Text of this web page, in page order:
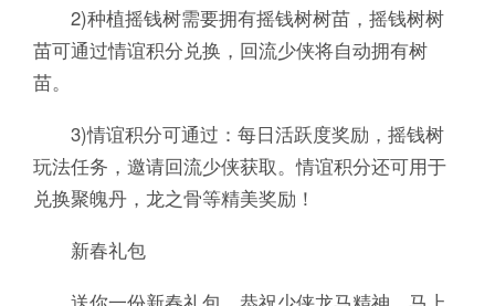
2)种植摇钱树需要拥有摇钱树树苗，摇钱树树
苗可通过情谊积分兑换，回流少侠将自动拥有树
苗。
3)情谊积分可通过：每日活跃度奖励，摇钱树
玩法任务，邀请回流少侠获取。情谊积分还可用于
兑换聚魄丹，龙之骨等精美奖励！
新春礼包